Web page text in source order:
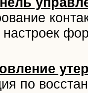
настроек
по